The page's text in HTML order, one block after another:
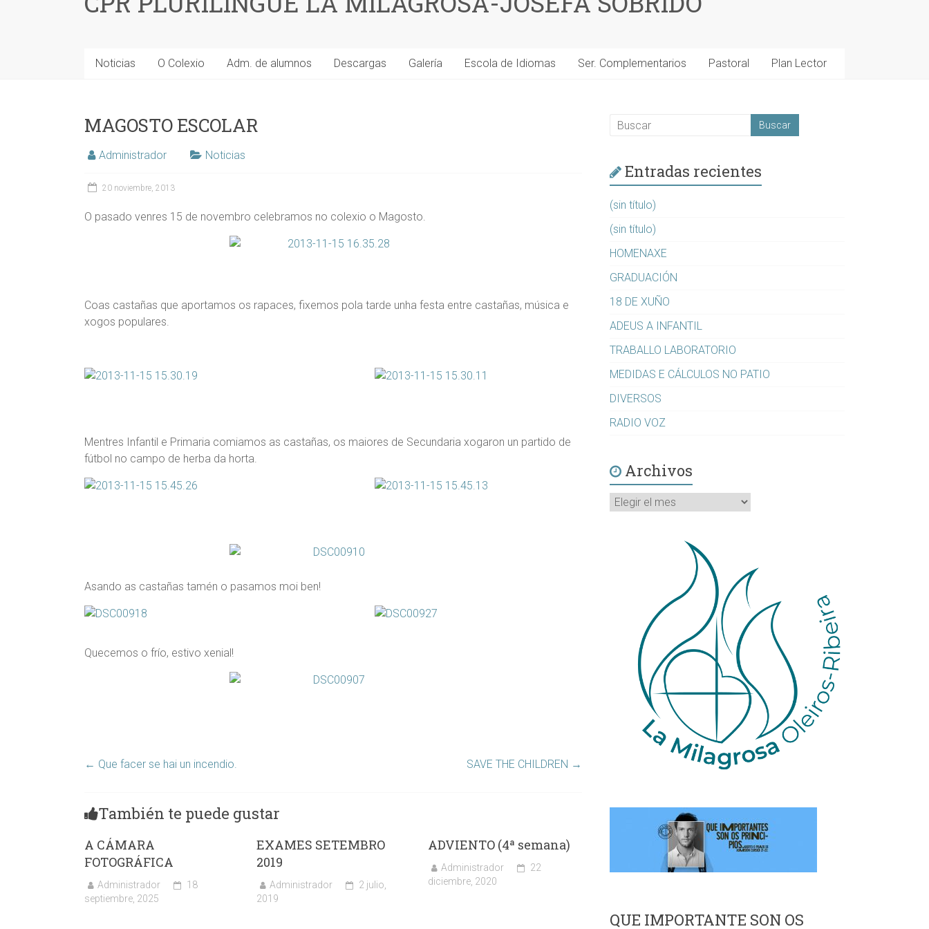
Noticias O Colexio Adm. de alumnos Descargas Galería Escola de Idiomas Ser. Complementarios Pastoral Plan Lector
MAGOSTO ESCOLAR
Administrador Noticias
20 noviembre, 2013
O pasado venres 15 de novembro celebramos no colexio o Magosto.
Coas castañas que aportamos os rapaces, fixemos pola tarde unha festa entre castañas, música e
xogos populares.
Mentres Infantil e Primaria comiamos as castañas, os maiores de Secundaria xogaron un partido de
fútbol no campo de herba da horta.
Asando as castañas tamén o pasamos moi ben!
Quecemos o frío, estivo xenial!
← Que facer se hai un incendio. SAVE THE CHILDREN →
También te puede gustar
A CÁMARA
FOTOGRÁFICA
Administrador
18
septiembre, 2025
EXAMES SETEMBRO
2019
Administrador
2 julio,
2019
ADVIENTO (4ª semana)
Administrador
22
diciembre, 2020
Entradas recientes
(sin título)
(sin título)
HOMENAXE
GRADUACIÓN
18 DE XUÑO
ADEUS A INFANTIL
TRABALLO LABORATORIO
MEDIDAS E CÁLCULOS NO PATIO
DIVERSOS
RADIO VOZ
Archivos
Archivos
QUE IMPORTANTE SON OS